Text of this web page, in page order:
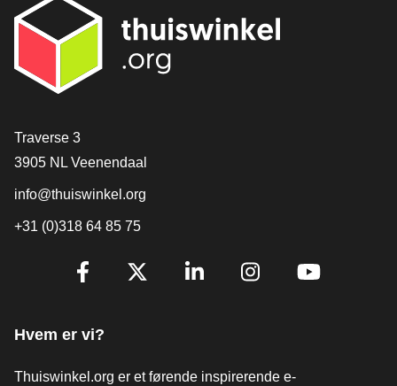
[_General:Contact]
Traverse 3
3905 NL Veenendaal
info@thuiswinkel.org
+31 (0)318 64 85 75
[_General:SocialMediaTitle]
Hvem er vi?
Thuiswinkel.org er et førende inspirerende e-